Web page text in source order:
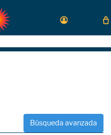
Búsqueda avanzada